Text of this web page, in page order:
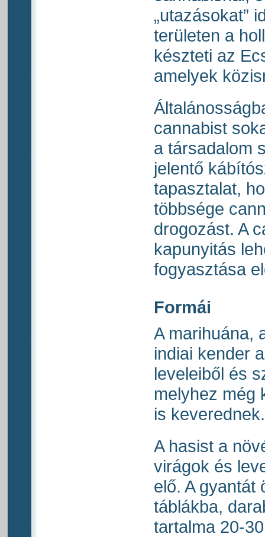
„utazásokat”
területen a
készteti az
amelyek
cannabist
a társadalom
jelentő
tapasztalat,
többsége
drogozást. A
kapunyitás
fogyasztása
Formái
A marihuána,
indiai kender
leveleiből és
melyhez még
is
A hasist a
virágok és
elő. A gyantát
táblákba,
tartalma 20-